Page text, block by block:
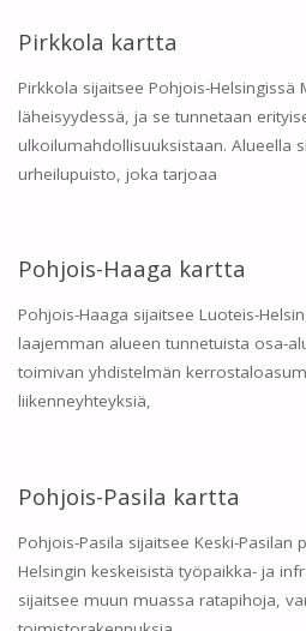
Pirkkola kartta
Pirkkola sijaitsee Pohjois-Helsingissä
läheisyydessä, ja se tunnetaan
ulkoilumahdollisuuksistaan. Alueella
urheilupuisto, joka tarjoaa
Pohjois-Haaga kartta
Pohjois-Haaga sijaitsee Luoteis-
laajemman alueen tunnetuista osa-
toimivan yhdistelmän
liikenneyhteyksiä,
Pohjois-Pasila kartta
Pohjois-Pasila sijaitsee Keski-Pasilan
Helsingin keskeisistä työpaikka- ja
sijaitsee muun muassa ratapihoja,